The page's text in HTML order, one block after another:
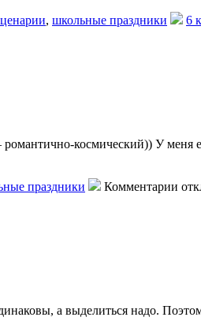
, школьные праздники
6
космический)) У
праздники
Комментарии
а выделиться надо.